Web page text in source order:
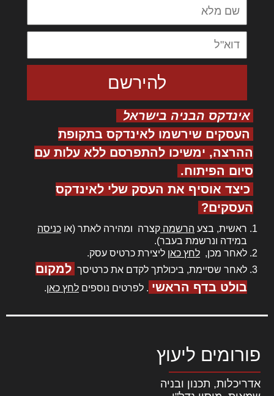
אינדקס הבניה בישראל
העסקים שירשמו לאינדקס בתקופת
ההרצה, ימשיכו להתפרסם ללא עלות עם
סיום הפיתוח.
כיצד אוסיף את העסק שלי לאינדקס
העסקים?
ראשית, בצע הרשמה קצרה ומהירה לאתר (או כניסה
במידה ונרשמת בעבר).
לאחר מכן, לחץ כאן ליצירת כרטיס עסק.
לאחר שסיימת, ביכולתך לקדם את כרטיסך למקום
בולט בדף הראשי . לפרטים נוספים לחץ כאן.
פורומים ליעוץ
אדריכלות, תכנון ובניה